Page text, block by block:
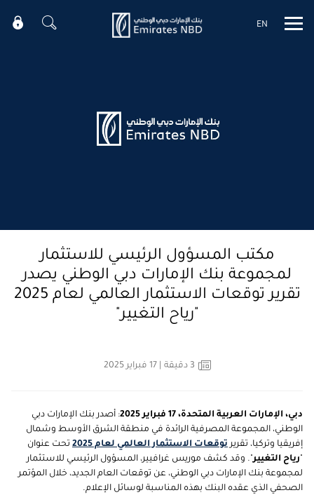
Mobile menu
EN
مكتب المسؤول الرئيسي للاستثمار
لمجموعة بنك الإمارات دبي الوطني يصدر
تقرير توقعات الاستثمار العالمي لعام 2025
"رياح التغيير"
3 دقيقة
دبي، الإمارات العربية المتحدة، 17 فبراير 2025
: أصدر بنك الإمارات دبي
الوطني، المجموعة المصرفية الرائدة في منطقة الشرق الأوسط وشمال
إفريقيا وتركيا، تقريرتوقعات الاستثمار العالمي لعام 2025
تحت عنوان
رياح التغيير". وقد كشف موريس غرافيير، المسؤول الرئيسي للاستثمار
لمجموعة بنك الإمارات دبي الوطني، عن توقعات العام الجديد، خلال المؤتمر
الصحفي الذي عقده البنك بهذه المناسبة لوسائل الإعلام.